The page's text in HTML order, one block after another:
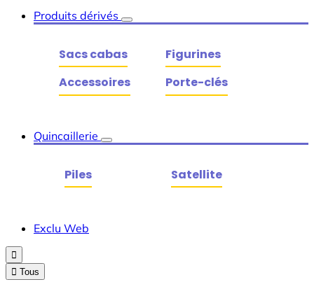
Produits dérivés
Sacs cabas
Figurines
Accessoires
Porte-clés
Quincaillerie
Piles Satellite
Exclu Web

 Tous